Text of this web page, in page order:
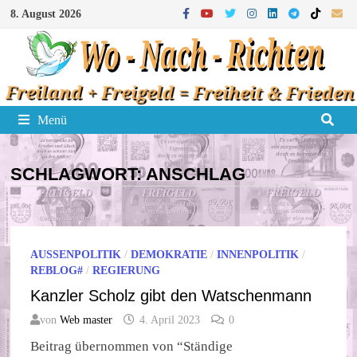
Zum
Inhalt
springen
8. August 2026
Menü
SCHLAGWORT:ANSCHLAG
AUSSENPOLITIK /DEMOKRATIE /INNENPOLITIK /
REBLOG# /REGIERUNG
Kanzler Scholz gibt den Watschenmann
vonWeb master 4. April 2023 0
Beitrag übernommen von “Ständige